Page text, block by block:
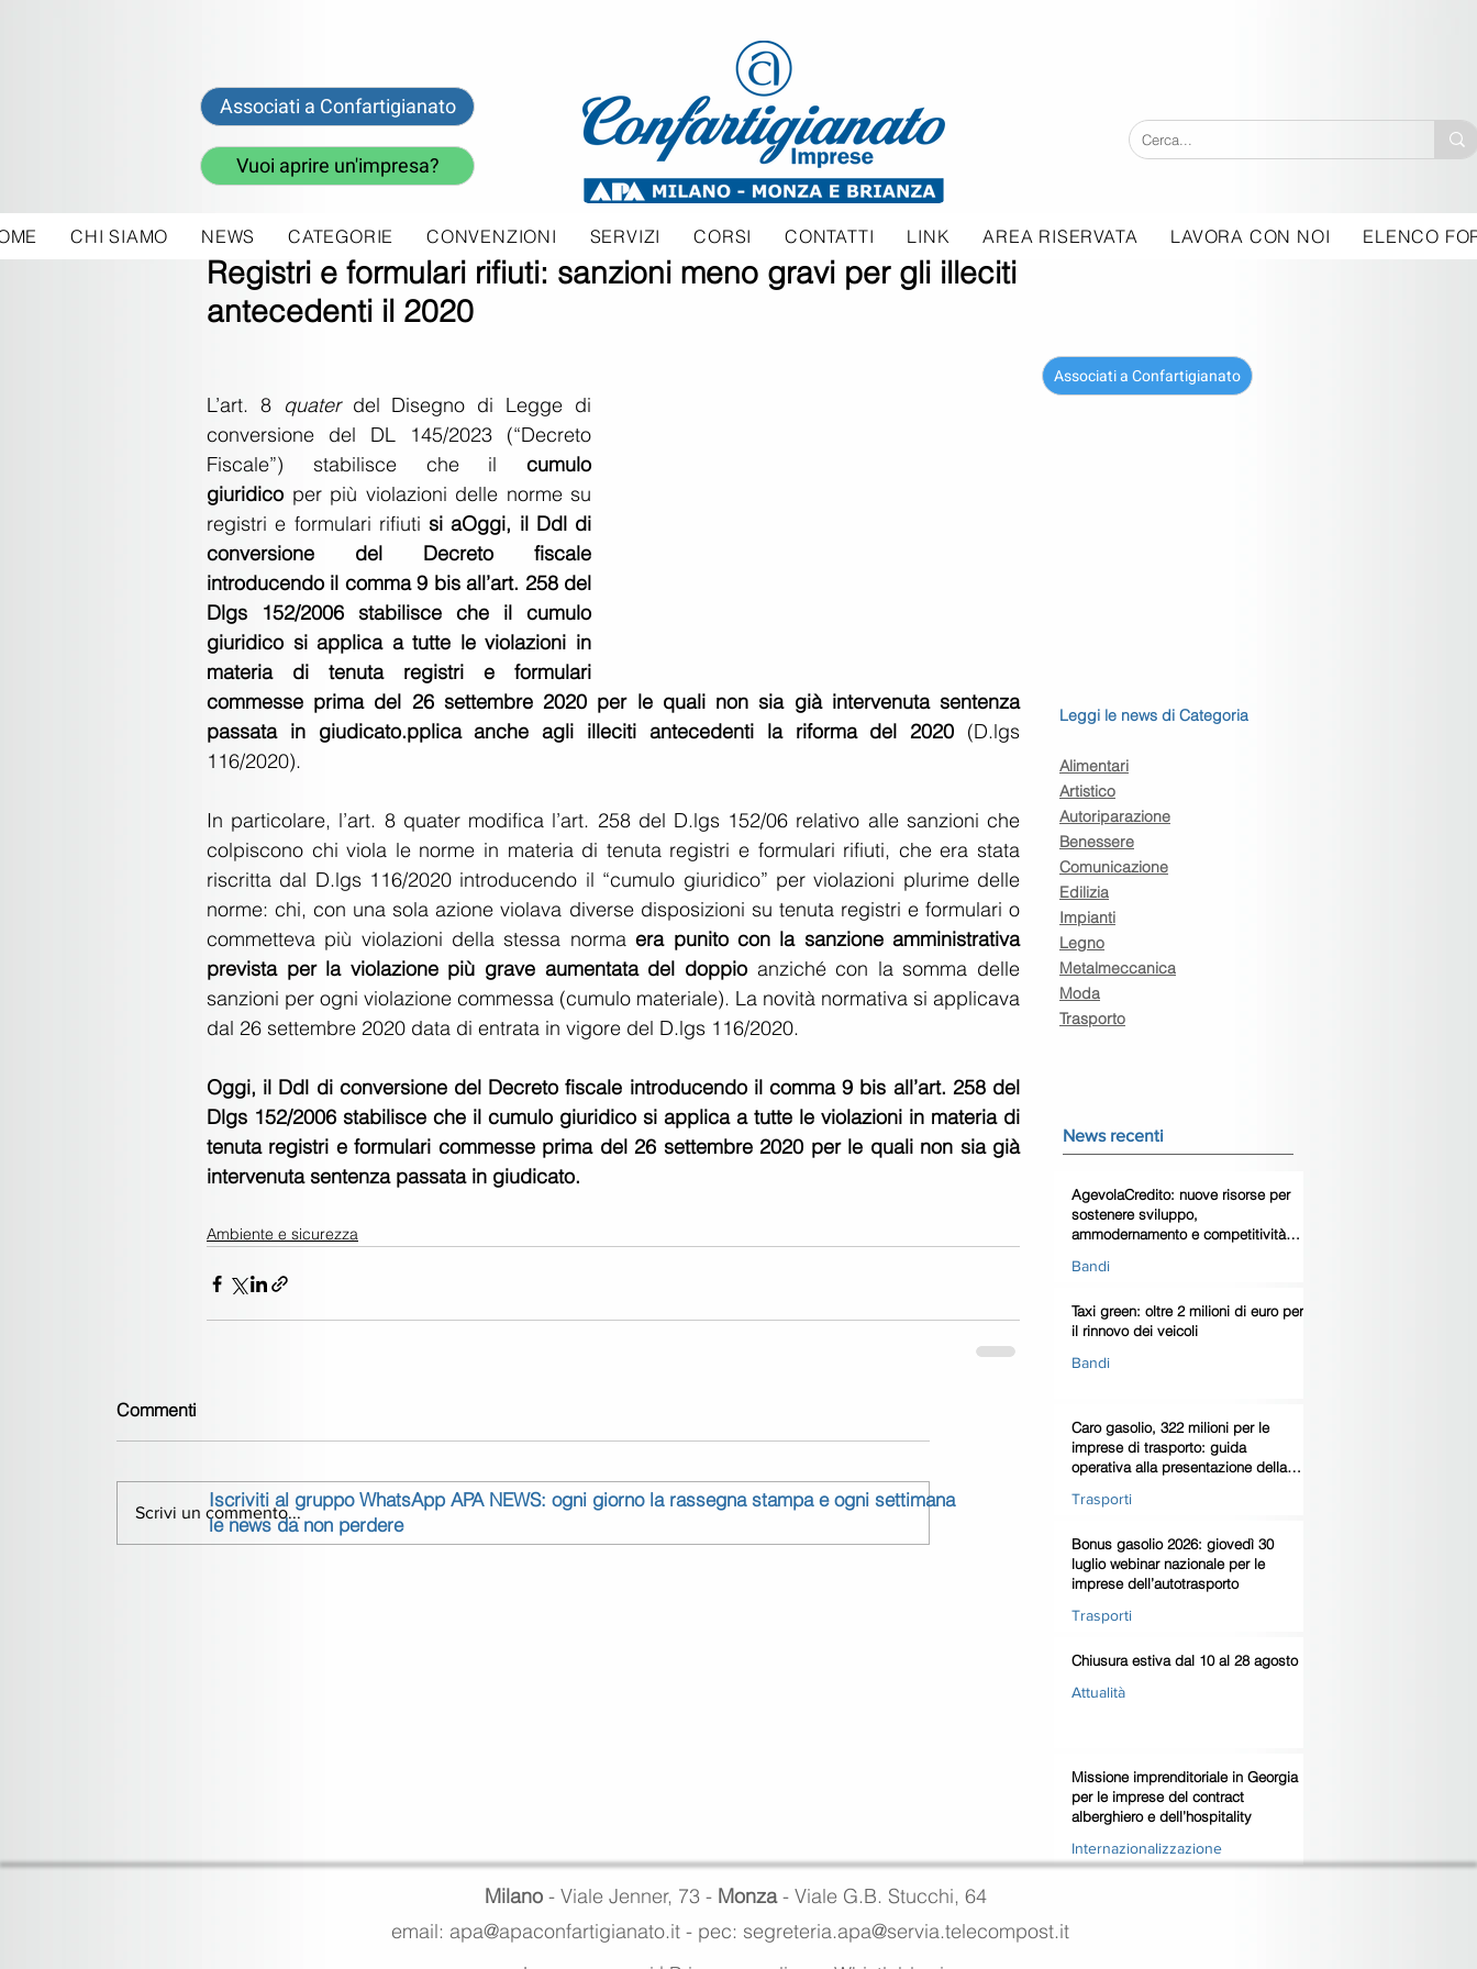
Associati a Confartigianato
Vuoi aprire un'impresa?
CHI SIAMO NEWS CATEGORIE CONVENZIONI SERVIZI CORSI CONTATTI LINK AREA RISERVATA LAVORA CON NOI ELENCO
Registri e formulari rifiuti: sanzioni meno gravi per gli illeciti
antecedenti il 2020
19 dic 2023
L’art. 8 quater del Disegno di Legge di
conversione del DL 145/2023 (“Decreto
Fiscale”) stabilisce che il cumulo
giuridico per più violazioni delle norme su
registri e formulari rifiuti si aOggi, il Ddl di
conversione del Decreto fiscale
introducendo il comma 9 bis all’art. 258 del
Dlgs 152/2006 stabilisce che il cumulo
giuridico si applica a tutte le violazioni in
materia di tenuta registri e formulari
commesse prima del 26 settembre 2020 per le quali non sia già intervenuta sentenza
passata in giudicato.pplica anche agli illeciti antecedenti la riforma del 2020 (D.lgs
116/2020).
In particolare, l’art. 8 quater modifica l’art. 258 del D.lgs 152/06 relativo alle sanzioni che
colpiscono chi viola le norme in materia di tenuta registri e formulari rifiuti, che era stata
riscritta dal D.lgs 116/2020 introducendo il “cumulo giuridico” per violazioni plurime delle
norme: chi, con una sola azione violava diverse disposizioni su tenuta registri e formulari o
commetteva più violazioni della stessa norma era punito con la sanzione amministrativa
prevista per la violazione più grave aumentata del doppio anziché con la somma delle
sanzioni per ogni violazione commessa (cumulo materiale). La novità normativa si applicava
dal 26 settembre 2020 data di entrata in vigore del D.lgs 116/2020.
Oggi, il Ddl di conversione del Decreto fiscale introducendo il comma 9 bis all’art. 258 del
Dlgs 152/2006 stabilisce che il cumulo giuridico si applica a tutte le violazioni in materia di
tenuta registri e formulari commesse prima del 26 settembre 2020 per le quali non sia già
intervenuta sentenza passata in giudicato.
Ambiente e sicurezza
Commenti
Scrivi un commento...
Leggi le news di Categoria
Alimentari
Artistico
Autoriparazione
Benessere
Comunicazione
Edilizia
Impianti
Legno
Metalmeccanica
Moda
Trasporto
News recenti
AgevolaCredito: nuove risorse per
sostenere sviluppo,
ammodernamento e competitività
Bandi
Taxi green: oltre 2 milioni di euro per
il rinnovo dei veicoli
Bandi
Caro gasolio, 322 milioni per le
imprese di trasporto: guida
operativa alla presentazione della
Trasporti
Bonus gasolio 2026: giovedì 30
luglio webinar nazionale per le
imprese dell’autotrasporto
Trasporti
Chiusura estiva dal 10 al 28 agosto
Attualità
Missione imprenditoriale in Georgia
per le imprese del contract
alberghiero e dell’hospitality
Internazionalizzazione
Iscriviti al gruppo WhatsApp APA NEWS: ogni giorno la rassegna stampa e ogni settimana
le news da non perdere
Associati a Confartigianato
Milano - Viale Jenner, 73 - Monza- Viale G.B. Stucchi, 64
email: apa@apaconfartigianato.it - pec: segreteria.apa@servia.telecompost.it